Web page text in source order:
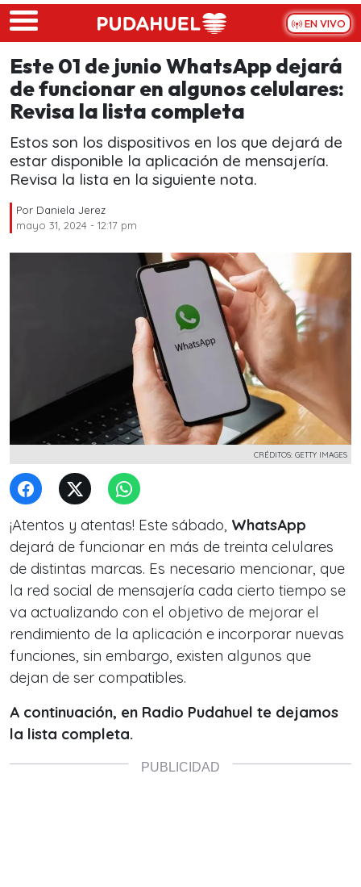
Skip to main content
EN VIVO
Este 01 de junio WhatsApp dejará
de funcionar en algunos celulares:
Revisa la lista completa
Estos son los dispositivos en los que dejará de
estar disponible la aplicación de mensajería.
Revisa la lista en la siguiente nota.
Por Daniela Jerez
mayo 31, 2024 - 12:17 pm
CRÉDITOS: GETTY IMAGES
¡Atentos y atentas! Este sábado, WhatsApp
dejará de funcionar en más de treinta celulares
de distintas marcas. Es necesario mencionar, que
la red social de mensajería cada cierto tiempo se
va actualizando con el objetivo de mejorar el
rendimiento de la aplicación e incorporar nuevas
funciones, sin embargo, existen algunos que
dejan de ser compatibles.
A continuación, en Radio Pudahuel te dejamos
la lista completa.